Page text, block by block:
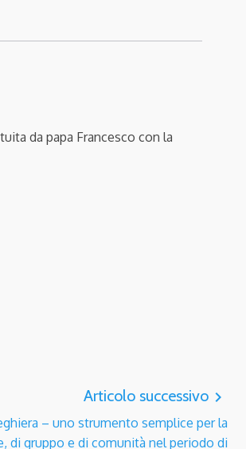
da papa Francesco con la
Articolo successivo navigate_next
– uno strumento semplice per la
di gruppo e di comunità nel periodo di